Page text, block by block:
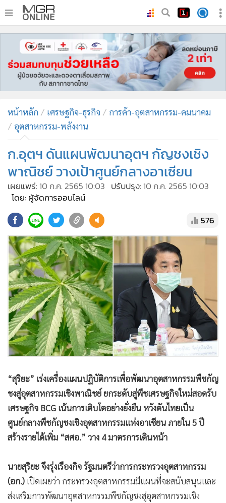
หน้าหลัก
ทันเหตุการณ์
• ภาคใต้
• บันเทิง
• ผู้จัดการรายวัน
ละคร
• CbizReview
Cyber BIZ
ผู้จัดกวน
• Good health & Well-being
• Green Innovation & SD
• Management & HR
• MGR Live
• Infographic
• การเมือง
• ท่องเที่ยว
• กีฬา
• ต่างประเทศ
เศรษฐกิจ-ธุรกิจ
• จีน
• ชุมชน-คุณภาพชีวิต
• อาชญากรรม
เกม
•
วิทยาศาสตร์
• SMEs
หน้าหลัก เศรษฐกิจ-ธุรกิจ
การค้า-อุตสาหกรรม-คมนาคม
อุตสาหกรรม-พลังงาน
ก.อุตฯ ดันแผนพัฒนาอุตฯ กัญชงเชิง
พาณิชย์ วางเป้าศูนย์กลางอาเซียน
เผยแพร่: 10 ก.ค. 2565 10:03 ปรับปรุง: 10 ก.ค. 2565 10:03
โดย: ผู้จัดการออนไลน์
576
“สุริยะ” เร่งเครื่องแผนปฏิบัติการเพื่อพัฒนาอุตสาหกรรมพืชกัญ
ชงสู่อุตสาหกรรมเชิงพาณิชย์ ยกระดับสู่พืชเศรษฐกิจใหม่สอดรับ
เศรษฐกิจ BCG เน้นการเติบโตอย่างยั่งยืน หวังดันไทยเป็น
ศูนย์กลางพืชกัญชงเชิงอุตสาหกรรมแห่งอาเซียน ภายใน 5 ปี
สร้างรายได้เพิ่ม “สศอ.” วาง 4 มาตรการเดินหน้า
นายสุริยะ จึงรุ่งเรืองกิจ รัฐมนตรีว่าการกระทรวงอุตสาหกรรม
(อก.) เปิดเผยว่า กระทรวงอุตสาหกรรมมีแผนที่จะสนับสนุนและ
ส่งเสริมการพัฒนาอุตสาหกรรมพืชกัญชงสู่อุตสาหกรรมเชิง